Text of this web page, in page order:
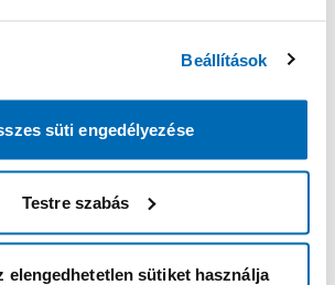
Beállítások
süti engedélyezése
Testre szabás
elengedhetetlen sütiket használja